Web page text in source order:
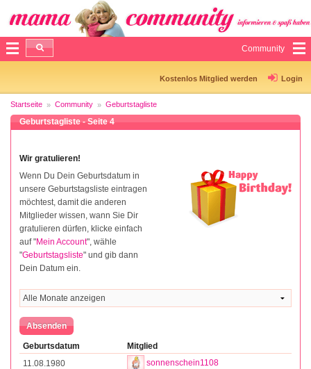
Community
Kostenlos Mitglied werden Login
Startseite Community Geburtstagliste
Geburtstagliste - Seite 4
Wir gratulieren!
Wenn Du Dein Geburtsdatum in
unsere Geburtstagsliste eintragen
möchtest, damit die anderen
Mitglieder wissen, wann Sie Dir
gratulieren dürfen, klicke einfach
auf "Mein Account", wähle
"Geburtstagsliste" und gib dann
Dein Datum ein.
Geburtsdatum
Mitglied
11.08.1980
sonnenschein1108